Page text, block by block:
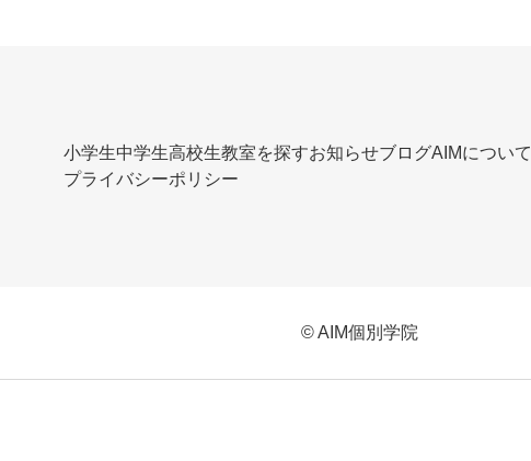
小学生中学生高校生教室を探すお知らせブログAIMについて
プライバシーポリシー
© AIM個別学院